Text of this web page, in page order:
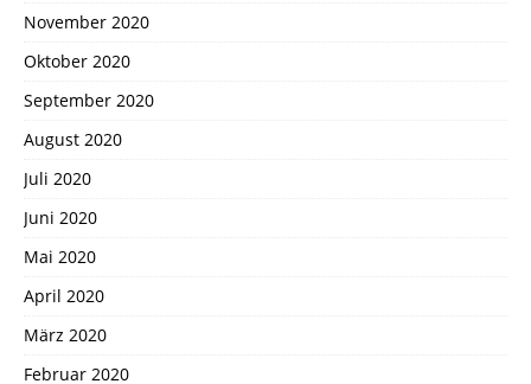
November 2020
Oktober 2020
September 2020
August 2020
Juli 2020
Juni 2020
Mai 2020
April 2020
März 2020
Februar 2020